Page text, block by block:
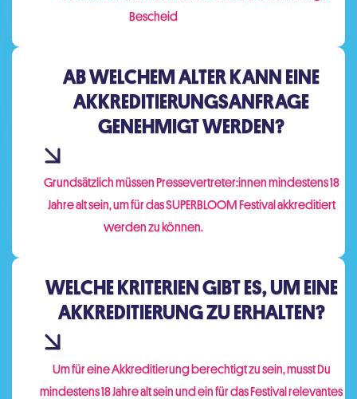
Bescheid
AB WELCHEM ALTER KANN EINE
AKKREDITIERUNGSANFRAGE
GENEHMIGT WERDEN?
Grundsätzlich müssen Pressevertreter:innen mindestens 18
Jahre alt sein, um für das SUPERBLOOM Festival akkreditiert
werden zu können.
WELCHE KRITERIEN GIBT ES, UM EINE
AKKREDITIERUNG ZU ERHALTEN?
Um für eine Akkreditierung berechtigt zu sein, musst Du
mindestens 18 Jahre alt sein und ein für das Festival relevantes